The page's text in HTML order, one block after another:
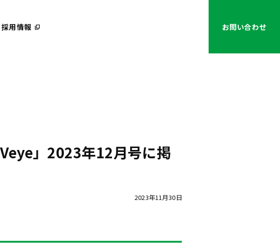
DESIGN
採用情報 お問い合わせ
」2023年12月号に掲
2023年11月30日